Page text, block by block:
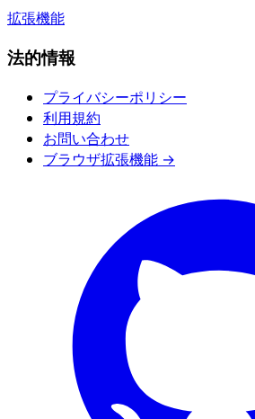
拡張機能
法的情報
プライバシーポリシー
利用規約
お問い合わせ
ブラウザ拡張機能 →